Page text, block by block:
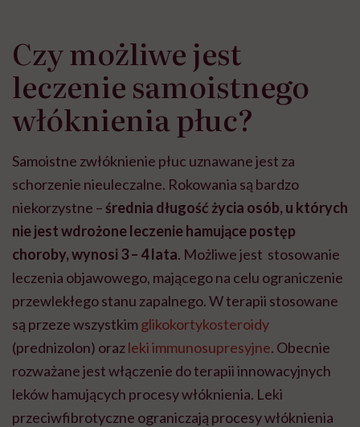
Czy możliwe jest
leczenie samoistnego
włóknienia płuc?
Samoistne zwłóknienie płuc uznawane jest za
schorzenie nieuleczalne. Rokowania są bardzo
niekorzystne –średnia długość życia osób, u których
nie jest wdrożone leczenie hamujące postęp
choroby, wynosi 3 – 4 lata. Możliwe jest stosowanie
leczenia objawowego, mającego na celu ograniczenie
przewlekłego stanu zapalnego. W terapii stosowane
są przeze wszystkimglikokortykosteroidy
(prednizolon) orazleki immunosupresyjne. Obecnie
rozważane jest włączenie do terapii innowacyjnych
leków hamujących procesy włóknienia. Leki
przeciwfibrotyczne ograniczają procesy włóknienia